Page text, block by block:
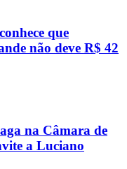
que
não deve R$ 42
na Câmara de
a Luciano